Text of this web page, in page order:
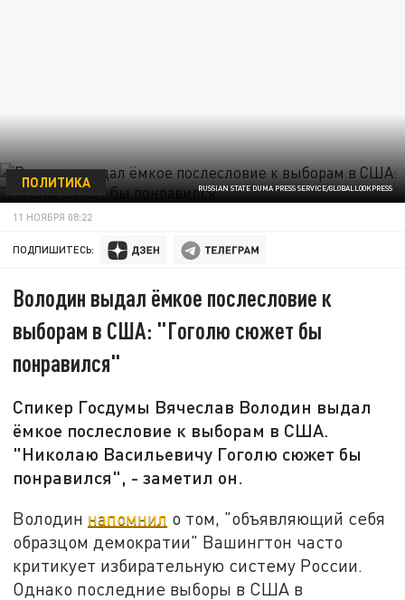
RUSSIAN STATE DUMA PRESS SERVICE/GLOBALLOOKPRESS
ПОЛИТИКА
11 НОЯБРЯ 08:22
ПОДПИШИТЕСЬ:
Володин выдал ёмкое послесловие к
выборам в США: "Гоголю сюжет бы
понравился"
Спикер Госдумы Вячеслав Володин выдал
ёмкое послесловие к выборам в США.
"Николаю Васильевичу Гоголю сюжет бы
понравился", - заметил он.
Володин напомнил о том, "объявляющий себя
образцом демократии" Вашингтон часто
критикует избирательную систему России.
Однако последние выборы в США в